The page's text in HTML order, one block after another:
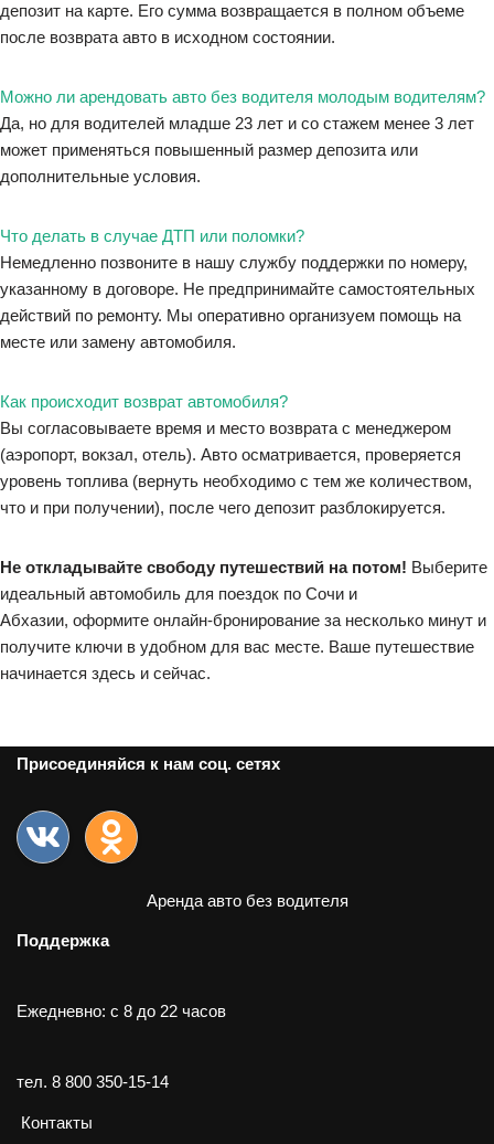
депозит на карте. Его сумма возвращается в полном объеме
после возврата авто в исходном состоянии.
Можно ли арендовать авто без водителя молодым водителям?
Да, но для водителей младше 23 лет и со стажем менее 3 лет
может применяться повышенный размер депозита или
дополнительные условия.
Что делать в случае ДТП или поломки?
Немедленно позвоните в нашу службу поддержки по номеру,
указанному в договоре. Не предпринимайте самостоятельных
действий по ремонту. Мы оперативно организуем помощь на
месте или замену автомобиля.
Как происходит возврат автомобиля?
Вы согласовываете время и место возврата с менеджером
(аэропорт, вокзал, отель). Авто осматривается, проверяется
уровень топлива (вернуть необходимо с тем же количеством,
что и при получении), после чего депозит разблокируется.
Не откладывайте свободу путешествий на потом! Выберите
идеальный автомобиль для поездок по Сочи и
Абхазии, оформите онлайн-бронирование за несколько минут и
получите ключи в удобном для вас месте. Ваше путешествие
начинается здесь и сейчас.
Присоединяйся к нам соц. сетях
Аренда авто без водителя
Поддержка
Ежедневно: с 8 до 22 часов
тел. 8 800 350-15-14
Контакты